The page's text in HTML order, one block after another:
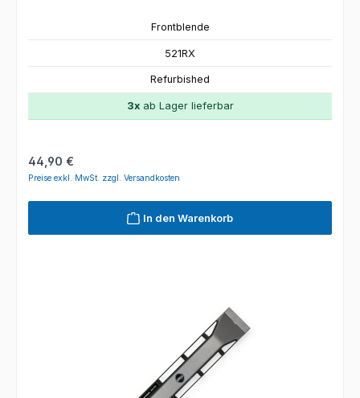
Frontblende
521RX
Refurbished
3xab Lager lieferbar
Regulärer Preis:
44,90 €
Preise exkl. MwSt. zzgl. Versandkosten
In den Warenkorb